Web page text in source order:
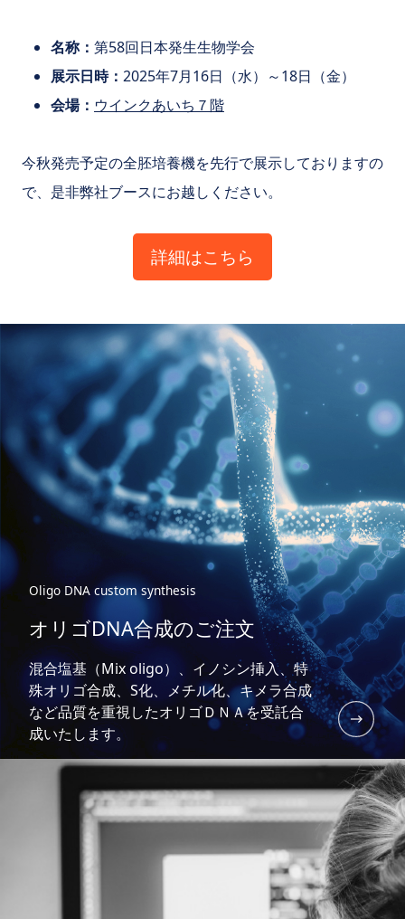
名称： 第58回日本発生生物学会
展示日時： 2025年7月16日（水）～18日（金）
会場： ウインクあいち７階
今秋発売予定の全胚培養機を先行で展示しておりますの
で、是非弊社ブースにお越しください。
詳細はこちら
Oligo DNA custom synthesis
オリゴDNA合成のご注文
混合塩基（Mix oligo）、イノシン挿入、特
殊オリゴ合成、S化、メチル化、キメラ合成
など品質を重視したオリゴＤＮＡを受託合
成いたします。